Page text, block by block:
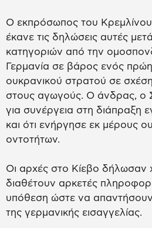
Ο εκπρόσωπος του
έκανε τις δηλώσεις αυτές
κατηγοριών από την
Γερμανία σε βάρος ενός
ουκρανικού στρατού σε σχέση
στους αγωγούς. Ο άνδρας, ο
για συνέργεια στη διάπραξη
και ότι ενήργησε εκ μέρους
οντοτήτων.
Οι αρχές στο Κίεβο δήλωσαν
διαθέτουν αρκετές
υπόθεση ώστε να
της γερμανικής εισαγγελίας.